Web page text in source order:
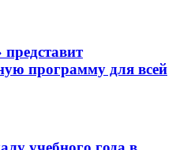
программу для всей